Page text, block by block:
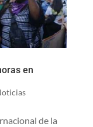
en
de la